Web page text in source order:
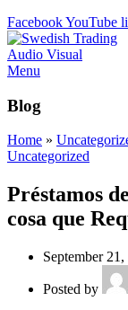
FacebookYouTube
Menu
Blog
Home »
Uncategorized
Préstamos
cosa que
September
Posted by